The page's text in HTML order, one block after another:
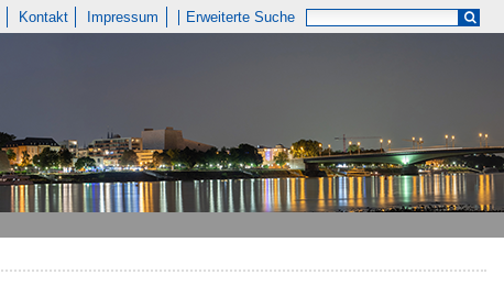
Kontakt Impressum Erweiterte Suche